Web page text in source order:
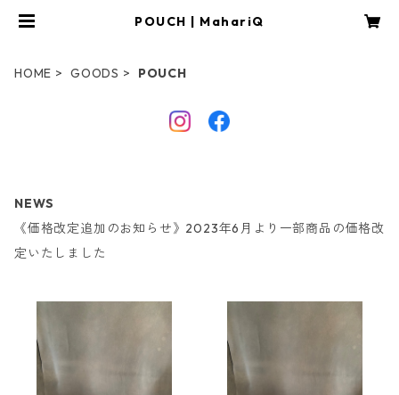
POUCH | MahariQ
HOME GOODS POUCH
NEWS
《価格改定追加のお知らせ》2023年6月より一部商品の価格改
定いたしました